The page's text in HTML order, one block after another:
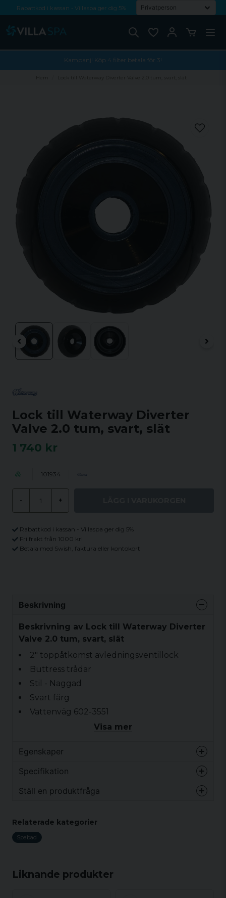
Rabattkod i kassan - Villaspa ger dig 5%
Kampanj! Köp 4 filter betala för 3!
Hem Lock till Waterway Diverter Valve 2.0 tum, svart, slät
Lock till Waterway Diverter
Valve 2.0 tum, svart, slät
1 740 kr
101934
- +
Rabattkod i kassan - Villaspa ger dig 5%
Fri frakt från 1000 kr!
Betala med Swish, faktura eller kontokort
Liknande produkter
Beskrivning
Beskrivning av Lock till Waterway Diverter
Valve 2.0 tum, svart, slät
2" toppåtkomst avledningsventillock
Buttress trådar
Stil - Naggad
Svart färg
Vattenväg 602-3551
Visa mer
Egenskaper
Vikt
Specifikation
Vikt
Ställ en produktfråga
Fråga oss något om denna produkten...
Namn
Relaterade kategorier
Spabad